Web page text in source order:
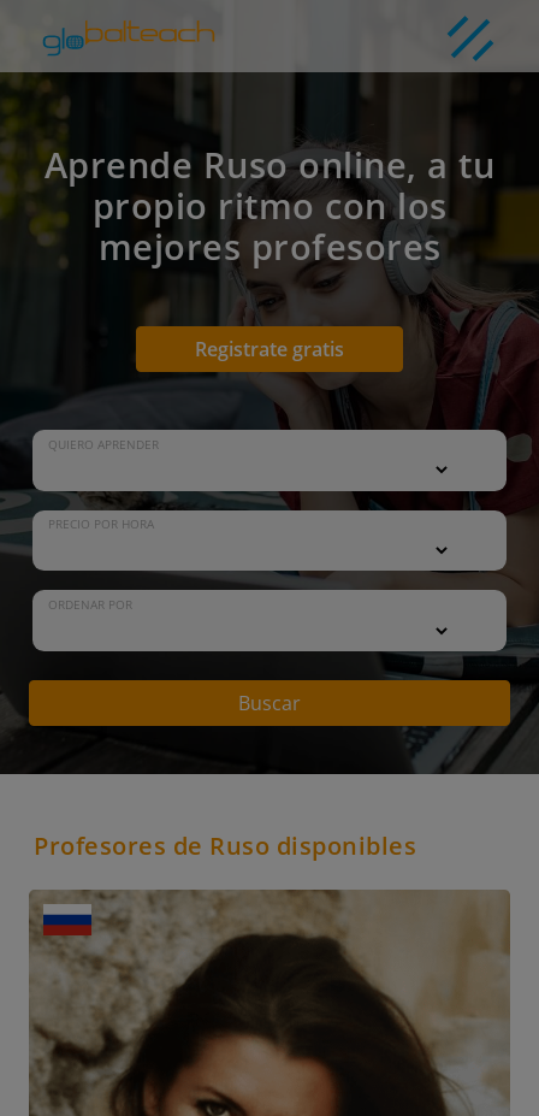
Aprende Ruso online, a tu
propio ritmo con los
mejores profesores
Registrate gratis
QUIERO APRENDER
PRECIO POR HORA
ORDENAR POR
Buscar
Profesores de Ruso disponibles